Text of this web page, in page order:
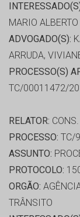
MARIO
ADVOGADO(S):
ARRUDA,
PROCESSO(S)
TC/00011472/
RELATOR:
PROCESSO: TC/
ASSUNTO:
PROTOCOLO:
ORGÃO:
TRÂNSITO